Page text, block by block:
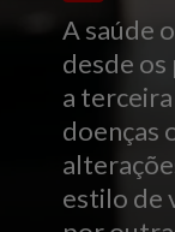
A saúde
desde os
a
doenças
estilo de